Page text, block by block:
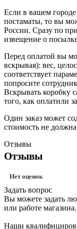
Если в вашем городе
постаматы, то вы
России. Сразу по
извещение о
Перед оплатой вы
вскрывая): вес,
соответствует
попросите
Вскрывать коробку
того, как оплатили
Один заказ может
стоимость не
Отзывы
Отзывы
Нет оценок
Задать вопрос
Вы можете задать
или работе магазина.
Наши